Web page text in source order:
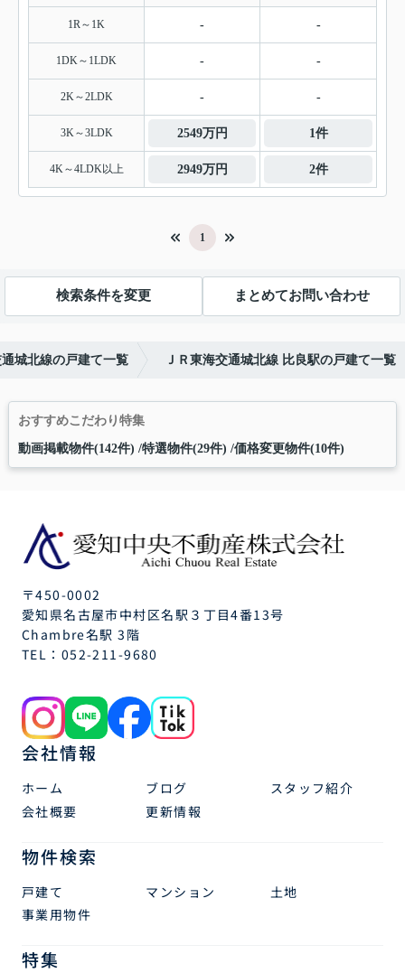
1R～1K - -
1DK～1LDK - -
2K～2LDK - -
3K～3LDK 2549万円 1件
4K～4LDK以上 2949万円 2件
1
検索条件を変更 まとめてお問い合わせ
城北線の戸建て一覧 ＪＲ東海交通城北線 比良駅の戸建て一覧
おすすめこだわり特集
動画掲載物件(142件) 特選物件(29件) 価格変更物件(10件)
〒450-0002
愛知県名古屋市中村区名駅３丁目4番13号
Chambre名駅 3階
TEL： 052-211-9680
会社情報
ホーム ブログ
スタッフ紹介
会社概要
更新情報
物件検索
戸建て マンション
土地
事業用物件
特集